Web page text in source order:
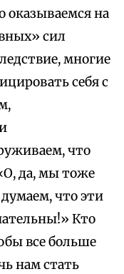
оказываемся на
сил
многие
себя с
что
да, мы тоже
что эти
Кто
все больше
нам стать